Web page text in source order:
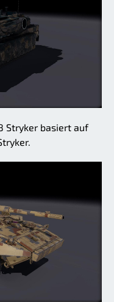
Stryker basiert auf